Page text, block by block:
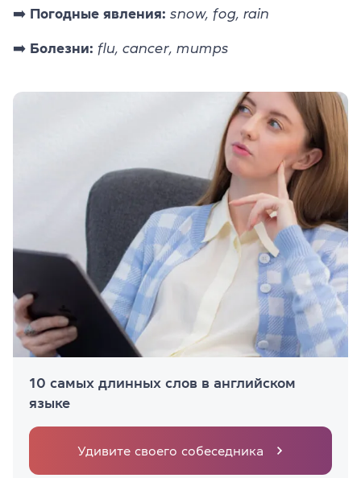
➡️ Погодные явления: snow, fog, rain
➡️ Болезни: flu, cancer, mumps
10 самых длинных слов в английском
языке
Удивите своего собеседника